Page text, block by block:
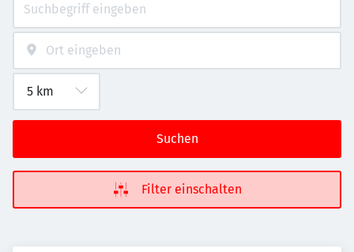
Suchen
Filter einschalten